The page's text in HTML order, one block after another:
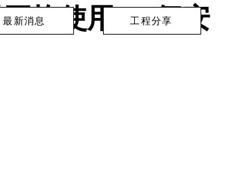
均使用4.4個安
最新消息 工程分享